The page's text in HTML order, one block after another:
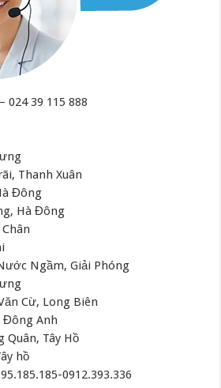
024 39 115 888
Thanh Xuân
Đông
Hà Đông
Ngầm, Giải Phóng
Cừ, Long Biên
Đông Anh
Quân, Tây Hồ
hồ
0912.393.336